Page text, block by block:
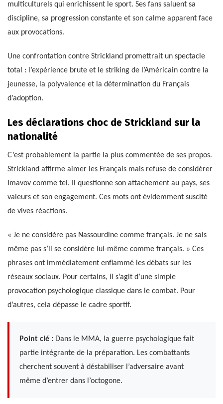
multiculturels qui enrichissent le sport. Ses fans saluent sa
discipline, sa progression constante et son calme apparent face
aux provocations.
Une confrontation contre Strickland promettrait un spectacle
total : l’expérience brute et le striking de l’Américain contre la
jeunesse, la polyvalence et la détermination du Français
d’adoption.
Les déclarations choc de Strickland sur la
nationalité
C’est probablement la partie la plus commentée de ses propos.
Strickland affirme aimer les Français mais refuse de considérer
Imavov comme tel. Il questionne son attachement au pays, ses
valeurs et son engagement. Ces mots ont évidemment suscité
de vives réactions.
« Je ne considère pas Nassourdine comme français. Je ne sais
même pas s’il se considère lui-même comme français. » Ces
phrases ont immédiatement enflammé les débats sur les
réseaux sociaux. Pour certains, il s’agit d’une simple
provocation psychologique classique dans le combat. Pour
d’autres, cela dépasse le cadre sportif.
Point clé : Dans le MMA, la guerre psychologique fait
partie intégrante de la préparation. Les combattants
cherchent souvent à déstabiliser l’adversaire avant
même d’entrer dans l’octogone.